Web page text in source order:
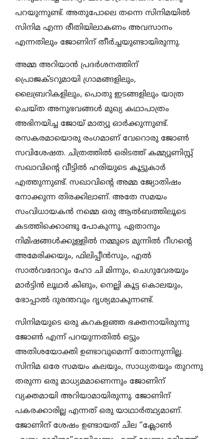
പറയുന്നുണ്ട്. അതുപോലെ തന്നെ സിനിമയിൽ
സിനിമ എന്ന രീതിയിലാകണം അവസാനം
എന്നതിലും ജോണിന് തീർച്ചയുണ്ടായിരുന്നു.
അമ്മ അറിയാൻ പ്രദർശനത്തിന്
പ്രൊജക്ടറുമായി ഗ്രാമങ്ങളിലും,
ലൈബ്രറികളിലും, പൊതു ഇടങ്ങളിലും യാത്ര
ചെയ്ത അനുഭവങ്ങൾ മുഖ്യ കഥാപാത്രം
അഭിനയിച്ച ജോയ് മാത്യു ഓർക്കുന്നുണ്ട്.
രസകരമായൊരു രംഗമാണ് വേറൊരു ജോൺ
സവിശേഷത. ചിത്രത്തില്‍ ഒരിടത്ത് കമ്മ്യുണിസ്റ്റ്‌
സഖാവിന്റെ വീട്ടില്‍ ഹരിയുടെ കൂട്ടുകാര്‍
എത്തുന്നുണ്ട്. സഖാവിന്റെ അമ്മ ജ്യോതിഷം
നോക്കുന്ന തിരക്കിലാണ്. അതേ സമയം
സംവിധായകന്‍ നമ്മെ ഒരു ആല്‍ബത്തിലൂടെ
കടത്തിക്കൊണ്ടു പോകുന്നു. ഏതാനും
നിമിഷങ്ങള്‍ക്കുള്ളില്‍ നമ്മുടെ മുന്നില്‍ റീഗന്റെ
അമേരിക്കയും, ഫിലിപ്പീൻസും, എല്‍
സാല്‍വദോറും ഹോ ചി മിന്നും, ചെഗുവേരയും
മാർട്ടിൻ ലൂഥർ കിങും, നെല്ലി കൂട്ട കൊലയും,
ഭോപ്പാല്‍ ദുരന്തവും ദൃശ്യമാകുന്നണ്ട്.
സിനിമയുടെ ഒരു കറകളഞ്ഞ ഭക്തനായിരുന്നു
ജോൺ എന്ന് പറയുന്നതിൽ ഒട്ടും
അതിശയോക്തി ഉണ്ടാവുമെന്ന് തോന്നുന്നില്ല.
സിനിമ ഒരേ സമയം കലയും, സാധ്യതയും തുറന്നു
തരുന്ന ഒരു മാധ്യമമാണെന്നും ജോണിന്
വ്യക്തമായി അറിയാമായിരുന്നു. ജോണിന്
പകരക്കാരില്ല എന്നത് ഒരു യാഥാർത്ഥ്യമാണ്.
ജോണിന് ശേഷം ഉണ്ടായത് ചില “ക്ലോൺ